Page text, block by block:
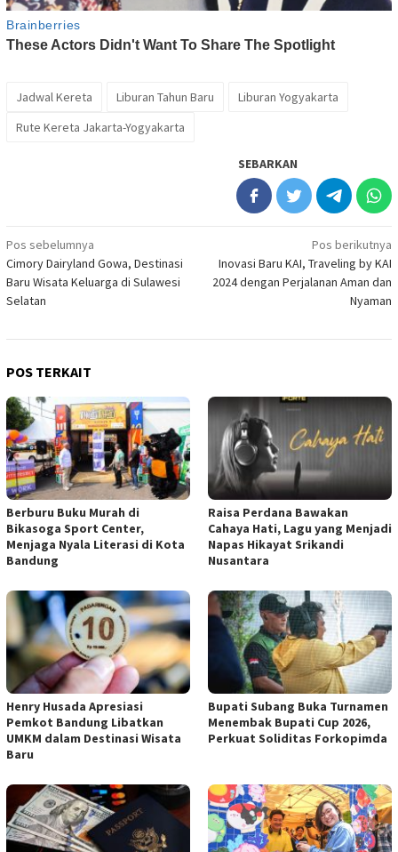
Jadwal Kereta Liburan Tahun Baru
Liburan Yogyakarta
Rute Kereta Jakarta-Yogyakarta
SEBARKAN
Navigasi
pos
Pos sebelumnya
Cimory Dairyland Gowa, Destinasi
Baru Wisata Keluarga di Sulawesi
Selatan
Pos berikutnya
Inovasi Baru KAI, Traveling by KAI
2024 dengan Perjalanan Aman dan
Nyaman
POS TERKAIT
Berburu Buku Murah di
Bikasoga Sport Center,
Menjaga Nyala Literasi di Kota
Bandung
Raisa Perdana Bawakan
Cahaya Hati, Lagu yang Menjadi
Napas Hikayat Srikandi
Nusantara
Henry Husada Apresiasi
Pemkot Bandung Libatkan
UMKM dalam Destinasi Wisata
Baru
Bupati Subang Buka Turnamen
Menembak Bupati Cup 2026,
Perkuat Soliditas Forkopimda